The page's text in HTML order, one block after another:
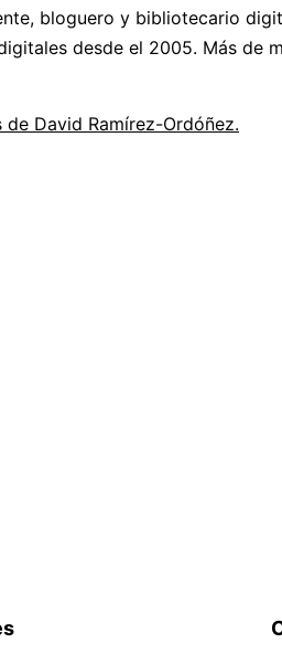
bloguero y bibliotecario
desde el 2005. Más de
David Ramírez-Ordóñez.